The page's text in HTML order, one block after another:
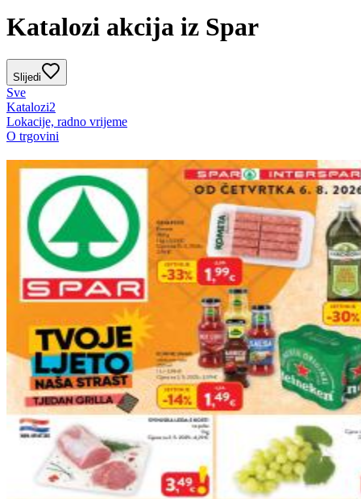
Katalozi akcija iz Spar
Slijedi
Sve
Katalozi2
Lokacije, radno vrijeme
O trgovini